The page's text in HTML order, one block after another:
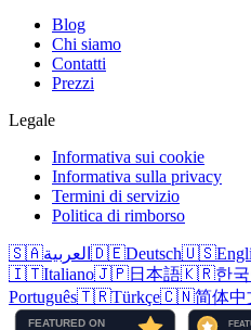
Blog
Chi siamo
Contatti
Prezzi
Legale
Informativa sui cookie
Informativa sulla privacy
Termini di servizio
Politica di rimborso
🇸🇦العربية 🇩🇪Deutsch🇺🇸
🇮🇹Italiano🇯🇵日本語🇰🇷한
Português🇹🇷Türkçe🇨🇳简体中